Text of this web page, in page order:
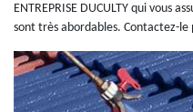
ENTREPRISE DUCULTY qui vous
sont très abordables. Contactez-